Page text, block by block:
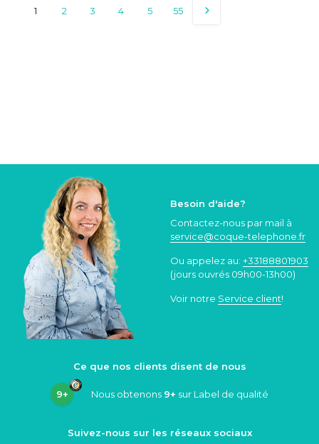
1 2 3 4 5 55
Besoin d'aide?
Contactez-nous par mail à
service@coque-telephone.fr
Ou appelez au: +33188801903
(jours ouvrés 09h00-13h00)
Voir notre Service client!
Ce que nos clients disent de nous
9+ Nous obtenons 9+ sur Label de qualité
Suivez-nous sur les réseaux sociaux